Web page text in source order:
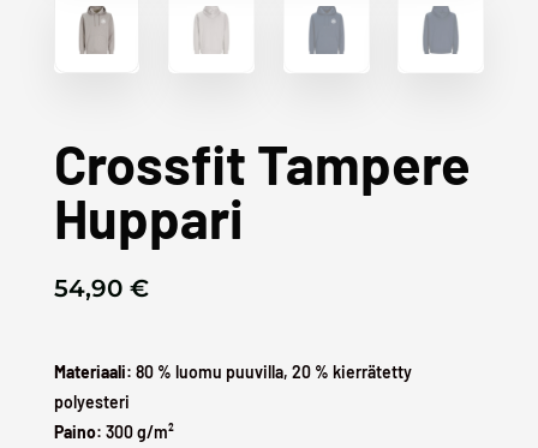
Crossfit Tampere
Huppari
54,90 €
Materiaali: 80 % luomu puuvilla, 20 % kierrätetty
polyesteri
Paino: 300 g/m²